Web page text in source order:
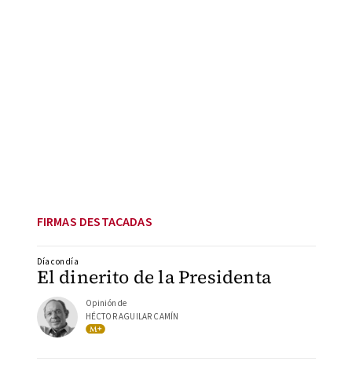
FIRMAS DESTACADAS
El dinerito de la Presidenta
Día con día
Opinión de
HÉCTOR AGUILAR CAMÍN